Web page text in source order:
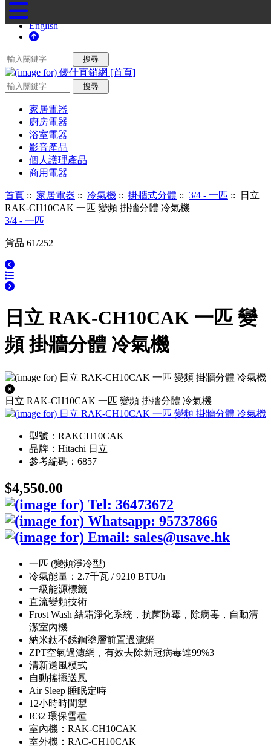
English
家居電器
廚房電器
浴室電器
影音產品
個人護理產品
商用電器
首頁 :: 家居電器 :: 冷氣機 :: 掛牆式分體 :: 3/4 - 一匹 :: 日立
RAK-CH10CAK 一匹 變頻 掛牆分體 冷氣機
3/4 - 一匹
貨品 61/252
日立 RAK-CH10CAK 一匹 變
頻 掛牆分體 冷氣機
日立 RAK-CH10CAK 一匹 變頻 掛牆分體 冷氣機
型號：RAKCH10CAK
品牌：Hitachi 日立
參考編碼：6857
$4,550.00
一匹 (變頻淨冷型)
冷氣能量：2.7千瓦 / 9210 BTU/h
一級能源標籤
直流變頻技術
Frost Wash 結霜淨化系統，抗菌防霉，除病毒，自動清
潔室內機
納米鈦不銹鋼塗層前置過濾網
ZPT空氣過濾網，有效去除新冠病毒達99%3
清新送風模式
自動搖擺送風
Air Sleep 睡眠定時
12小時時間掣
R32 環保雪種
室內機：RAK-CH10CAK
室外機：RAC-CH10CAK